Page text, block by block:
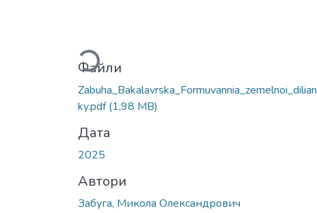
Вантажиться...
Файли
Zabuha_Bakalavrska_Formuvannia_zemelnoi_dilian
ky.pdf(1,98 MB)
Дата
2025
Автори
Забуга, Микола Олександрович